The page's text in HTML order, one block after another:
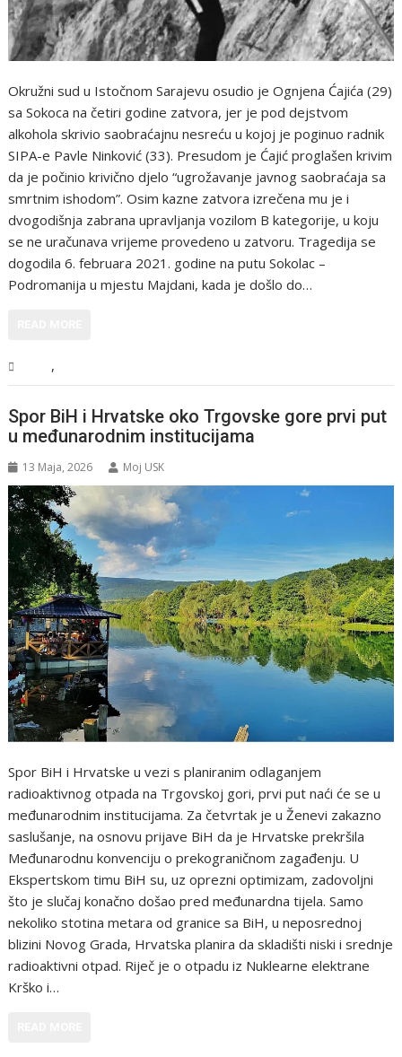
Okružni sud u Istočnom Sarajevu osudio je Ognjena Ćajića (29)
sa Sokoca na četiri godine zatvora, jer je pod dejstvom
alkohola skrivio saobraćajnu nesreću u kojoj je poginuo radnik
SIPA-e Pavle Ninković (33). Presudom je Ćajić proglašen krivim
da je počinio krivično djelo “ugrožavanje javnog saobraćaja sa
smrtnim ishodom”. Osim kazne zatvora izrečena mu je i
dvogodišnja zabrana upravljanja vozilom B kategorije, u koju
se ne uračunava vrijeme provedeno u zatvoru. Tragedija se
dogodila 6. februara 2021. godine na putu Sokolac –
Podromanija u mjestu Majdani, kada je došlo do…
,
Spor BiH i Hrvatske oko Trgovske gore prvi put
u međunarodnim institucijama
13 Maja, 2026 Moj USK
Spor BiH i Hrvatske u vezi s planiranim odlaganjem
radioaktivnog otpada na Trgovskoj gori, prvi put naći će se u
međunarodnim institucijama. Za četvrtak je u Ženevi zakazno
saslušanje, na osnovu prijave BiH da je Hrvatske prekršila
Međunarodnu konvenciju o prekograničnom zagađenju. U
Ekspertskom timu BiH su, uz oprezni optimizam, zadovoljni
što je slučaj konačno došao pred međunardna tijela. Samo
nekoliko stotina metara od granice sa BiH, u neposrednoj
blizini Novog Grada, Hrvatska planira da skladišti niski i srednje
radioaktivni otpad. Riječ je o otpadu iz Nuklearne elektrane
Krško i…